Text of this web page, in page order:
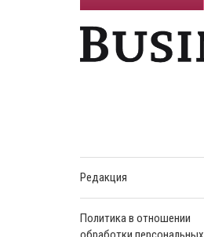
Редакция
Политика в отношении